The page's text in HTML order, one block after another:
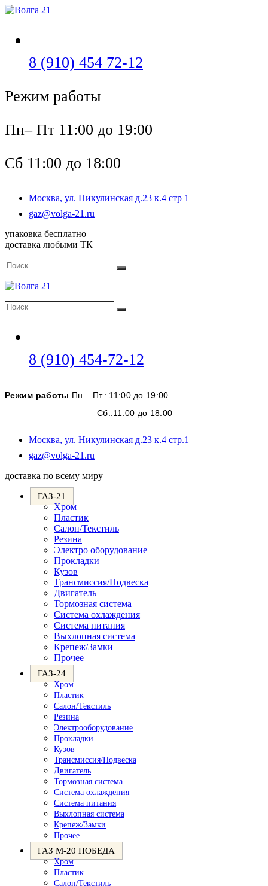
Перейти
8 (910) 454 72-12
Режим работы
Пн– Пт 11:00 до 19:00
Сб 11:00 до 18:00
Москва, ул. Никулинская д.23 к.4 стр 1
gaz@volga-21.ru
упаковка бесплатно
доставка любыми ТК
Поиск
Поиск
Поиск
Поиск
8 (910) 454-72-12
вашем
приложении
Режим работы Пн.– Пт.: 11:00 до 19:00
Сб.:11:00 до 18.00
Москва, ул. Никулинская д.23 к.4 стр.1
gaz@volga-21.ru
вашем
доставка по всему миру
ГАЗ-21
Хром
Пластик
Салон/Текстиль
Резина
Электро оборудование
Прокладки
Кузов
Трансмиссия/Подвеска
Двигатель
Тормозная система
Система охлаждения
Система питания
Выхлопная система
Крепеж/Замки
Прочее
ГАЗ-24
Хром
Пластик
Салон/Текстиль
Резина
Электрооборудование
Прокладки
Кузов
Трансмиссия/Подвеска
Двигатель
Тормозная система
Система охлаждения
Система питания
Выхлопная система
Крепеж/Замки
Прочее
ГАЗ М-20 ПОБЕДА
Хром
Пластик
Салон/Текстиль